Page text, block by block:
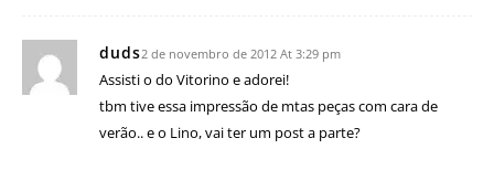
duds2 de novembro de 2012 At 3:29 pm
Assisti o do Vitorino e adorei!
tbm tive essa impressão de mtas peças com cara de
verão.. e o Lino, vai ter um post a parte?